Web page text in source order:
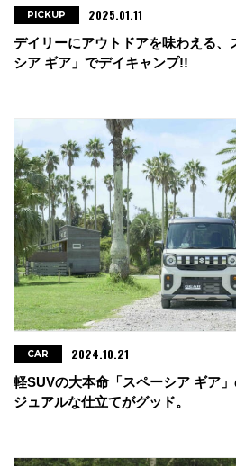
デイリーにアウトドアを味わえる、
シア ギア」でデイキャンプ!!
PICKUP 2025.01.11
軽SUVの大本命「スペーシア ギア
ジュアルな仕立てがグッド。
CAR 2024.10.21